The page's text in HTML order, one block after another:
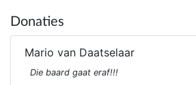
Donaties
Mario van Daatselaar
Die baard gaat eraf!!!